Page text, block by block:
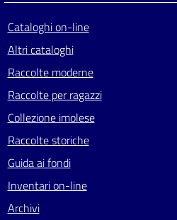
Cataloghi on-line
Altri cataloghi
Raccolte moderne
Raccolte per ragazzi
Collezione imolese
Raccolte storiche
Guida ai fondi
Inventari on-line
Archivi